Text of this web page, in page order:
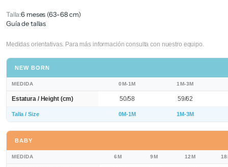
Talla:6 meses (63-68 cm)
Guía de tallas
Medidas orientativas. Para más información consulta con nuestro equipo.
NEW BORN
MEDIDA 0M-1M 1M-3M
Estatura / Height (cm) 50/58 59/62
Talla / Size 0M-1M 1M-3M
BABY
MEDIDA 6M 9M 12M